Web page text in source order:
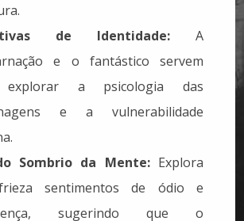
de Identidade:A
e o fantástico servem
a psicologia das
e a vulnerabilidade
Sombrio da Mente:Explora
sentimentos de ódio e
sugerindo que o